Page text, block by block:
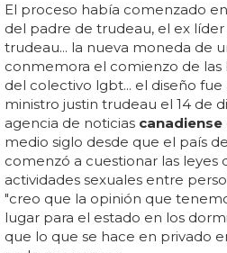
El proceso había comenzado
del padre de trudeau, el ex líder
trudeau... la nueva moneda de
conmemora el comienzo de
del colectivo lgbt... el diseño
ministro justin trudeau el 14 de
agencia de noticias canadiense
medio siglo desde que el país
comenzó a cuestionar las leyes
actividades sexuales entre
"creo que la opinión que
lugar para el estado en los
que lo que se hace en privado